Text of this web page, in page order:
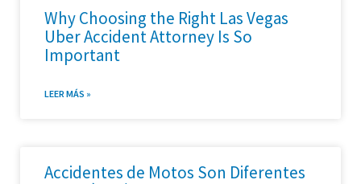
Why Choosing the Right Las Vegas
Uber Accident Attorney Is So
Important
LEER MÁS »
Accidentes de Motos Son Diferentes